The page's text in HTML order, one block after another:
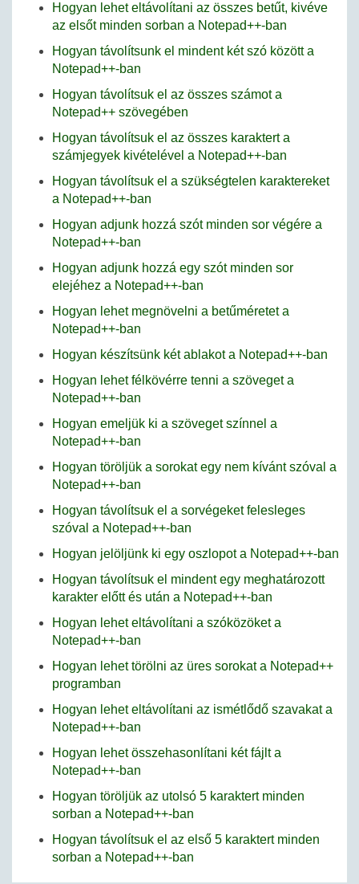
Hogyan lehet eltávolítani az összes betűt, kivéve
az elsőt minden sorban a Notepad++-ban
Hogyan távolítsunk el mindent két szó között a
Notepad++-ban
Hogyan távolítsuk el az összes számot a
Notepad++ szövegében
Hogyan távolítsuk el az összes karaktert a
számjegyek kivételével a Notepad++-ban
Hogyan távolítsuk el a szükségtelen karaktereket
a Notepad++-ban
Hogyan adjunk hozzá szót minden sor végére a
Notepad++-ban
Hogyan adjunk hozzá egy szót minden sor
elejéhez a Notepad++-ban
Hogyan lehet megnövelni a betűméretet a
Notepad++-ban
Hogyan készítsünk két ablakot a Notepad++-ban
Hogyan lehet félkövérre tenni a szöveget a
Notepad++-ban
Hogyan emeljük ki a szöveget színnel a
Notepad++-ban
Hogyan töröljük a sorokat egy nem kívánt szóval a
Notepad++-ban
Hogyan távolítsuk el a sorvégeket felesleges
szóval a Notepad++-ban
Hogyan jelöljünk ki egy oszlopot a Notepad++-ban
Hogyan távolítsuk el mindent egy meghatározott
karakter előtt és után a Notepad++-ban
Hogyan lehet eltávolítani a szóközöket a
Notepad++-ban
Hogyan lehet törölni az üres sorokat a Notepad++
programban
Hogyan lehet eltávolítani az ismétlődő szavakat a
Notepad++-ban
Hogyan lehet összehasonlítani két fájlt a
Notepad++-ban
Hogyan töröljük az utolsó 5 karaktert minden
sorban a Notepad++-ban
Hogyan távolítsuk el az első 5 karaktert minden
sorban a Notepad++-ban